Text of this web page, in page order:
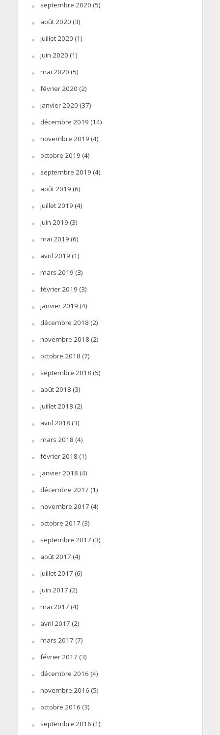
septembre 2020 (5)
août 2020 (3)
juillet 2020 (1)
juin 2020 (1)
mai 2020 (5)
février 2020 (2)
janvier 2020 (37)
décembre 2019 (14)
novembre 2019 (4)
octobre 2019 (4)
septembre 2019 (4)
août 2019 (6)
juillet 2019 (4)
juin 2019 (3)
mai 2019 (6)
avril 2019 (1)
mars 2019 (3)
février 2019 (3)
janvier 2019 (4)
décembre 2018 (2)
novembre 2018 (2)
octobre 2018 (7)
septembre 2018 (5)
août 2018 (3)
juillet 2018 (2)
avril 2018 (3)
mars 2018 (4)
février 2018 (1)
janvier 2018 (4)
décembre 2017 (1)
novembre 2017 (4)
octobre 2017 (3)
septembre 2017 (3)
août 2017 (4)
juillet 2017 (6)
juin 2017 (2)
mai 2017 (4)
avril 2017 (2)
mars 2017 (7)
février 2017 (3)
décembre 2016 (4)
novembre 2016 (5)
octobre 2016 (3)
septembre 2016 (1)